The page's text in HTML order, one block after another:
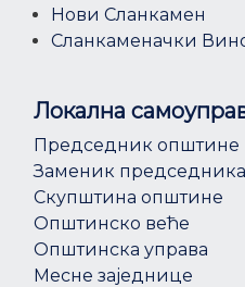
Нови Сланкамен
Сланкаменачки
Локална
Председник општине
Заменик
Скупштина општине
Општинско веће
Општинска управа
Месне заједнице